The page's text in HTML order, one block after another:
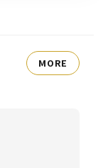
MORE